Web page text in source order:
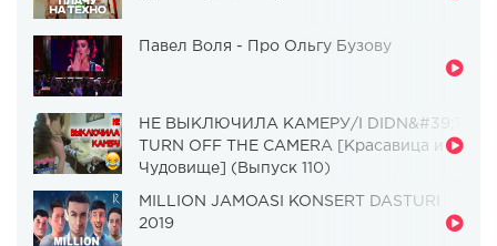
Павел Воля - Про Ольгу Бузову
НЕ ВЫКЛЮЧИЛА КАМЕРУ/I DIDN&#39;T
TURN OFF THE CAMERA [Красавица и
Чудовище] (Выпуск 110)
MILLION JAMOASI KONSERT DASTURI
2019